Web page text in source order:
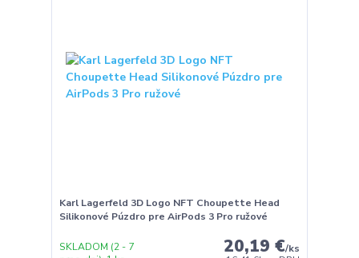
Karl Lagerfeld 3D Logo NFT Choupette Head
Silikonové Púzdro pre AirPods 3 Pro ružové
20,19 €/ks
SKLADOM (2 - 7